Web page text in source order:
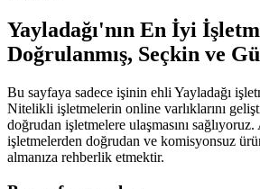
Yayladağı'nın En İyi
Doğrulanmış, Seçkin ve
Bu sayfaya sadece işinin ehli Yayladağı
Nitelikli işletmelerin online varlıklarını
doğrudan işletmelere ulaşmasını sağlıyoruz.
işletmelerden doğrudan ve komisyonsuz
almanıza rehberlik etmektir.